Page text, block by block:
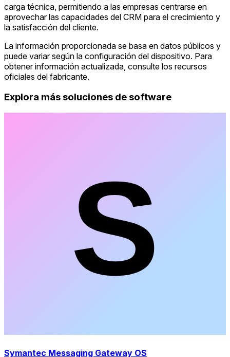
carga técnica, permitiendo a las empresas centrarse en
aprovechar las capacidades del CRM para el crecimiento y
la satisfacción del cliente.
La información proporcionada se basa en datos públicos y
puede variar según la configuración del dispositivo. Para
obtener información actualizada, consulte los recursos
oficiales del fabricante.
Explora más soluciones de software
Symantec Messaging Gateway OS